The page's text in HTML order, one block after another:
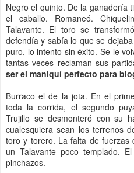
Negro el quinto. De la ganadería
el caballo. Romaneó.
Talavante. El toro se
defendía y sabía lo que se
puro, lo intento sin éxito. Se le
tantas veces reclaman sus
ser el maniquí perfecto para
Burraco el de la jota. En el
toda la corrida, el segundo
Trujillo se desmonteró con su
cualesquiera sean los terrenos
toro y torero. La falta de fuerzas
un Talavante poco templado.
pinchazos.